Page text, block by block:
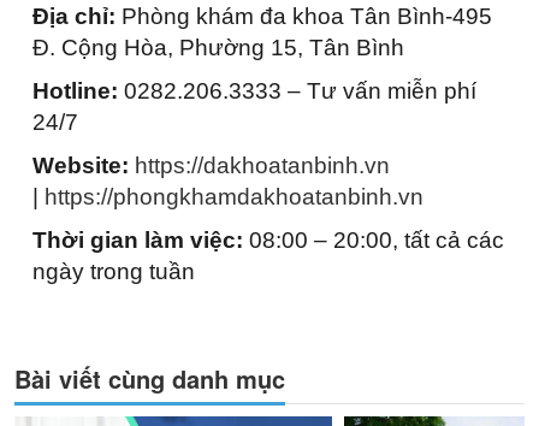
Địa chỉ: Phòng khám đa khoa Tân Bình-495
Đ. Cộng Hòa, Phường 15, Tân Bình
Hotline: 0282.206.3333 – Tư vấn miễn phí
24/7
Website: https://dakhoatanbinh.vn
| https://phongkhamdakhoatanbinh.vn
Thời gian làm việc: 08:00 – 20:00, tất cả các
ngày trong tuần
Bài viết cùng danh mục